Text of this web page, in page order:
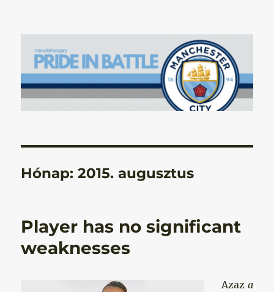
Manchester City Blog – Pride In
Battle
Hónap:2015. augusztus
Player has no significant
weaknesses
Azaz a